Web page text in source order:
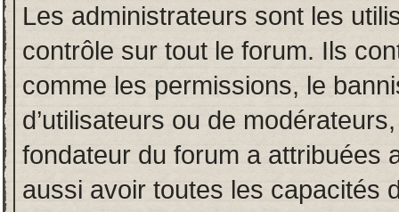
Les administrateurs sont les
contrôle sur tout le forum. Ils
comme les permissions, le
d’utilisateurs ou de
fondateur du forum a attribuées
aussi avoir toutes les capacités